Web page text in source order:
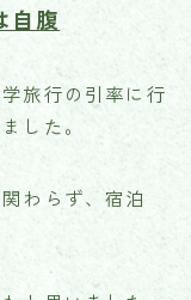
自腹
旅行の引率に行
した。
わらず、宿泊